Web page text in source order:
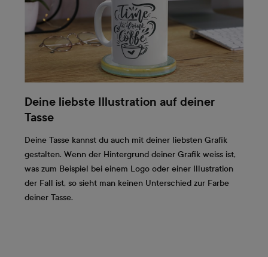
Deine liebste Illustration auf deiner
Tasse
Deine Tasse kannst du auch mit deiner liebsten Grafik
gestalten. Wenn der Hintergrund deiner Grafik weiss ist,
was zum Beispiel bei einem Logo oder einer Illustration
der Fall ist, so sieht man keinen Unterschied zur Farbe
deiner Tasse.